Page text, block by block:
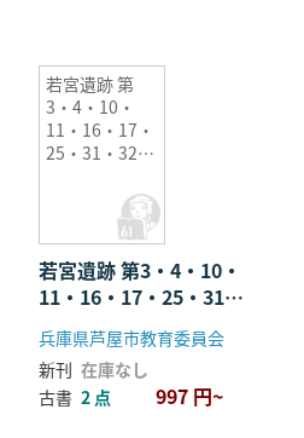
若宮遺跡 第
3・4・10・
11・16・17・
25・31・32・
若宮遺跡 第3・4・10・
11・16・17・25・31・
32・33・34地点
兵庫県芦屋市教育委員会
新刊 在庫なし
古書 2 点 997 円~